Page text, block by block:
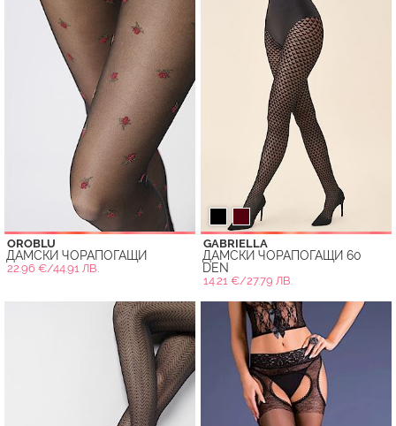
OROBLU
ДАМСКИ ЧОРАПОГАЩИ
22.96 €/44.91 ЛВ.
GABRIELLA
ДАМСКИ ЧОРАПОГАЩИ 60
DEN
14.21 €/27.79 ЛВ.